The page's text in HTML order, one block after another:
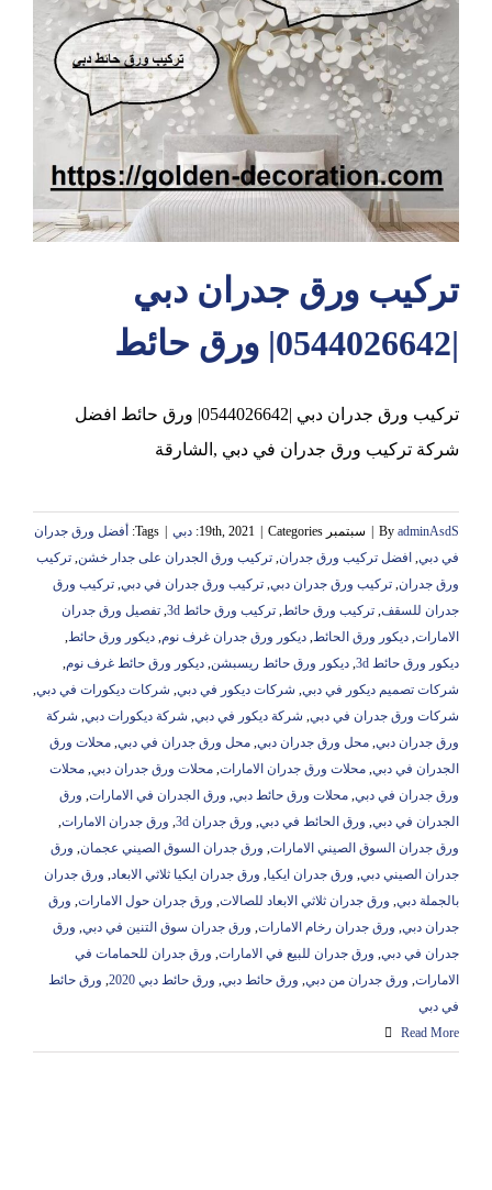
عجمان
تركيب ورق جدران دبي
|0544026642| ورق حائط
تركيب ورق جدران دبي |0544026642| ورق حائط افضل
شركة تركيب ورق جدران في دبي ,الشارقة
By adminAsdS سبتمبر 19th, 2021 Categories: دبي Tags:
أفضل ورق جدران
في دبي, افضل تركيب ورق جدران, تركيب ورق الجدران على جدار خشن, تركيب
ورق جدران, تركيب ورق جدران دبي, تركيب ورق جدران في دبي, تركيب ورق
جدران للسقف, تركيب ورق حائط, تركيب ورق حائط 3d , تفصيل ورق جدران
الامارات, ديكور ورق الحائط, ديكور ورق جدران غرف نوم, ديكور ورق حائط,
ديكور ورق حائط 3d
, ديكور ورق حائط ريسبشن, ديكور ورق حائط غرف نوم,
شركات تصميم ديكور في دبي, شركات ديكور في دبي, شركات ديكورات في دبي,
شركات ورق جدران في دبي, شركة ديكور في دبي, شركة ديكورات دبي, شركة
ورق جدران دبي, محل ورق جدران دبي, محل ورق جدران في دبي, محلات ورق
الجدران في دبي, محلات ورق جدران الامارات, محلات ورق جدران دبي, محلات
ورق جدران في دبي, محلات ورق حائط دبي, ورق الجدران في الامارات, ورق
الجدران في دبي, ورق الحائط في دبي, ورق جدران 3d , ورق جدران الامارات,
ورق جدران السوق الصيني الامارات, ورق جدران السوق الصيني عجمان, ورق
جدران الصيني دبي, ورق جدران ايكيا, ورق جدران ايكيا ثلاثي الابعاد, ورق جدران
بالجملة دبي, ورق جدران ثلاثي الابعاد للصالات, ورق جدران حول الامارات, ورق
جدران دبي, ورق جدران رخام الامارات, ورق جدران سوق التنين في دبي, ورق
جدران في دبي, ورق جدران للبيع في الامارات, ورق جدران للحمامات في
الامارات, ورق جدران من دبي, ورق حائط دبي, ورق حائط دبي 2020 , ورق حائط
في دبي
Read More